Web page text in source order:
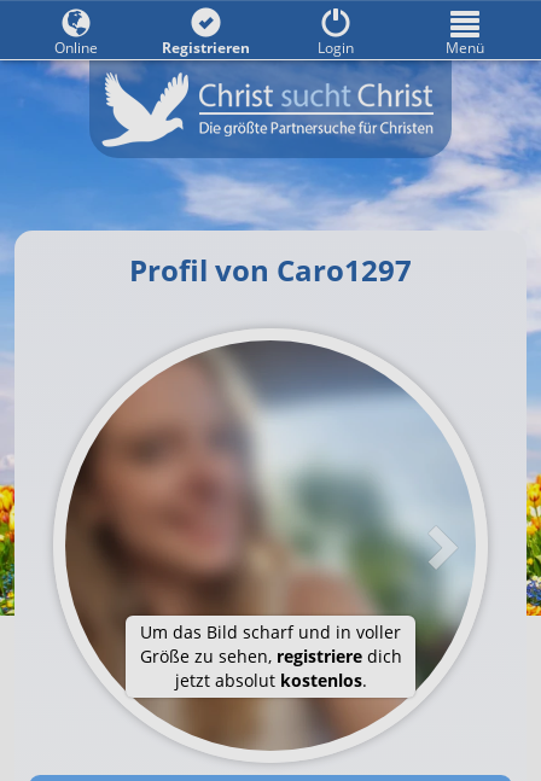
Profil von Caro1297
Um das Bild scharf und in voller
Größe zu sehen, registrieredich
jetzt absolut kostenlos.
Online Registrieren Login Menü